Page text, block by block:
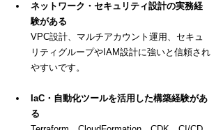
ネットワーク・セキュリティ設計の実務経
験がある
VPC設計、マルチアカウント運用、セキュ
リティグループやIAM設計に強いと信頼され
やすいです。
IaC・自動化ツールを活用した構築経験があ
る